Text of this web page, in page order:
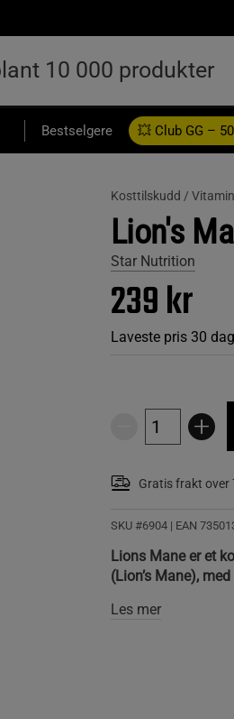
Bestselgere 💥 Club GG –
Kosttilskudd /
Lion's
Star Nutrition
239 kr
Laveste pris 30
Gratis frakt over
SKU #6904 | EAN
Lions Mane er et
(Lion’s Mane),
Les mer